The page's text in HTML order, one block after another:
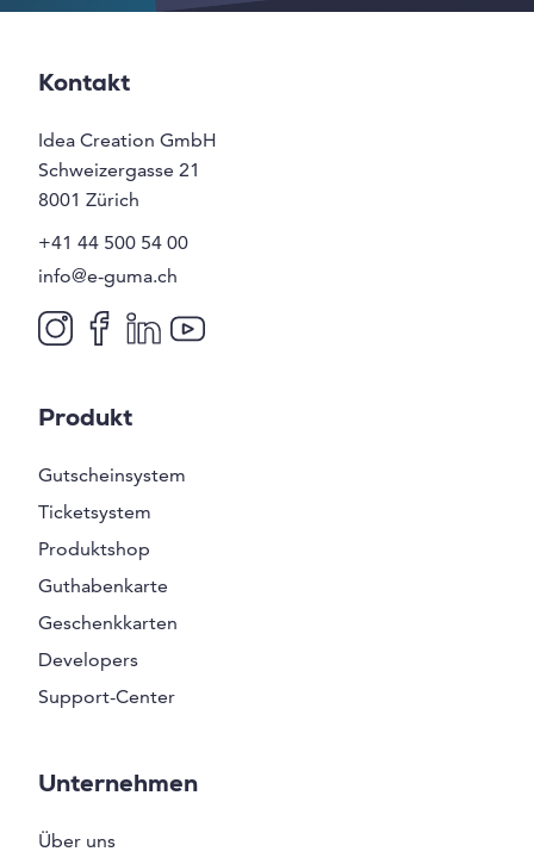
Kontakt
Idea Creation GmbH
Schweizergasse 21
8001 Zürich
+41 44 500 54 00
info@e-guma.ch
Produkt
Gutscheinsystem
Ticketsystem
Produktshop
Guthabenkarte
Geschenkkarten
Developers
Support-Center
Unternehmen
Über uns